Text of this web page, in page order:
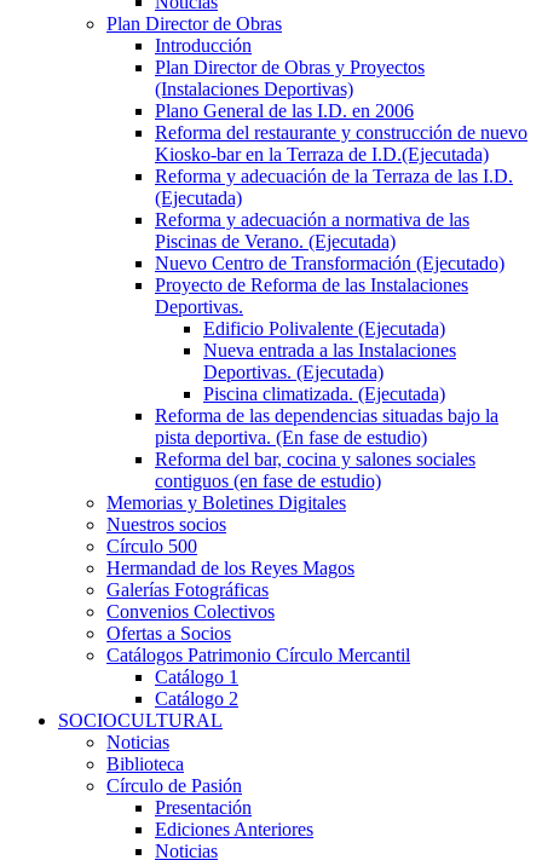
Plan Director de Obras
Introducción
Plan Director de Obras y Proyectos
(Instalaciones Deportivas)
Plano General de las I.D. en 2006
Reforma del restaurante y construcción de nuevo
Kiosko-bar en la Terraza de I.D.(Ejecutada)
Reforma y adecuación de la Terraza de las I.D.
(Ejecutada)
Reforma y adecuación a normativa de las
Piscinas de Verano. (Ejecutada)
Nuevo Centro de Transformación (Ejecutado)
Proyecto de Reforma de las Instalaciones
Deportivas.
Edificio Polivalente (Ejecutada)
Nueva entrada a las Instalaciones
Deportivas. (Ejecutada)
Piscina climatizada. (Ejecutada)
Reforma de las dependencias situadas bajo la
pista deportiva. (En fase de estudio)
Reforma del bar, cocina y salones sociales
contiguos (en fase de estudio)
Memorias y Boletines Digitales
Nuestros socios
Círculo 500
Hermandad de los Reyes Magos
Galerías Fotográficas
Convenios Colectivos
Ofertas a Socios
Catálogos Patrimonio Círculo Mercantil
Catálogo 1
Catálogo 2
SOCIOCULTURAL
Noticias
Biblioteca
Círculo de Pasión
Presentación
Ediciones Anteriores
Noticias